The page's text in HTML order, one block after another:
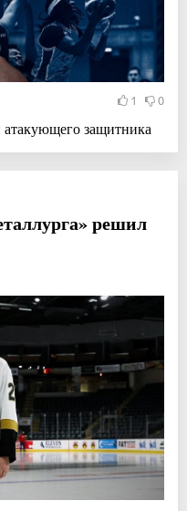
1 0
защитника
решил